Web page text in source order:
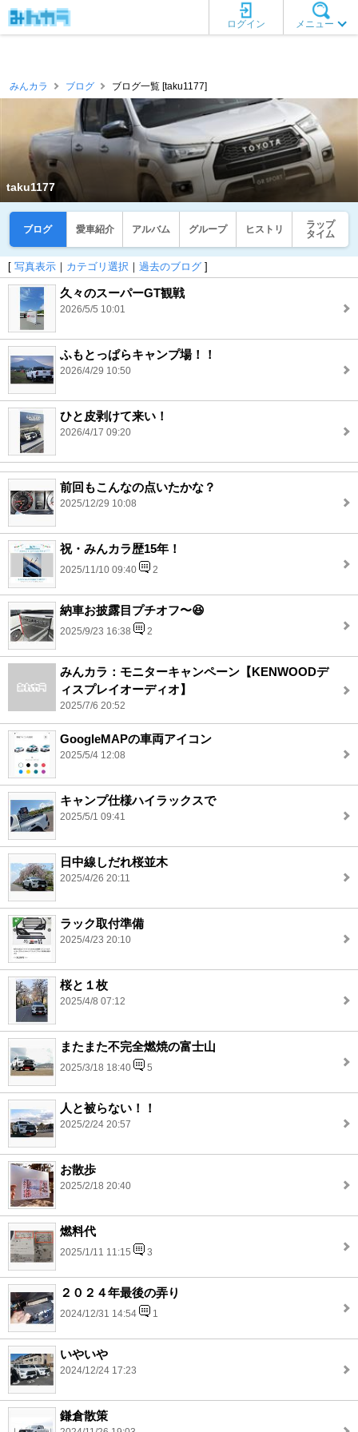
メニュー
ログイン
みんカラ ブログ ブログ一覧 [taku1177]
taku1177
ブログ 愛車紹介 アルバム グループ ヒストリ
ラップ
タイム
[ 写真表示 ｜ カテゴリ選択 ｜ 過去のブログ ]
久々のスーパーGT観戦
2026/5/5 10:01
ふもとっぱらキャンプ場！！
2026/4/29 10:50
ひと皮剥けて来い！
2026/4/17 09:20
前回もこんなの点いたかな？
2025/12/29 10:08
祝・みんカラ歴15年！
2025/11/10 09:40 2
納車お披露目プチオフ〜😆
2025/9/23 16:38 2
みんカラ：モニターキャンペーン【KENWOODデ
ィスプレイオーディオ】
2025/7/6 20:52
GoogleMAPの車両アイコン
2025/5/4 12:08
キャンプ仕様ハイラックスで
2025/5/1 09:41
日中線しだれ桜並木
2025/4/26 20:11
ラック取付準備
2025/4/23 20:10
桜と１枚
2025/4/8 07:12
またまた不完全燃焼の富士山
2025/3/18 18:40 5
人と被らない！！
2025/2/24 20:57
お散歩
2025/2/18 20:40
燃料代
2025/1/11 11:15 3
２０２４年最後の弄り
2024/12/31 14:54 1
いやいや
2024/12/24 17:23
鎌倉散策